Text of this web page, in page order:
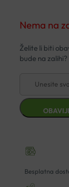
Nema na
Besplatna